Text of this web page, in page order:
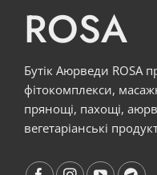
ROSA
Бутік Аюрведи ROSA
фітокомплекси,
прянощі, пахощі,
вегетаріанські